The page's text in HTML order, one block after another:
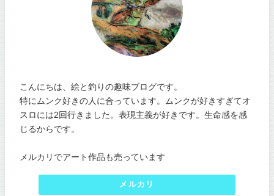
こんにちは、絵と釣りの趣味ブログです。
特にムンク好きの人に合っています。ムンクが好きすぎてオ
スロには2回行きました。表現主義が好きです。生命感を感
じるからです。
メルカリでアート作品も売っています
メルカリ